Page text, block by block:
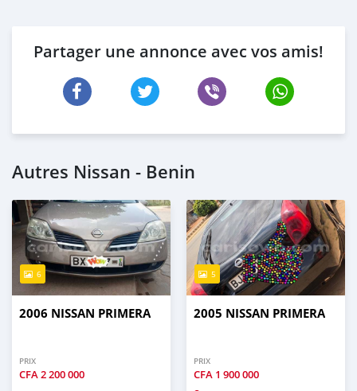
Partager une annonce avec vos amis!
Autres Nissan - Benin
6
2006 NISSAN PRIMERA
PRIX
CFA2 200 000
5
2005 NISSAN PRIMERA
PRIX
CFA 1 900 000